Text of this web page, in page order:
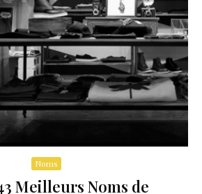
Noms
Meilleurs Noms de